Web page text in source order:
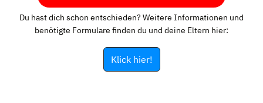
Du hast dich schon entschieden? Weitere Informationen und
benötigte Formulare finden du und deine Eltern hier:
Klick hier!